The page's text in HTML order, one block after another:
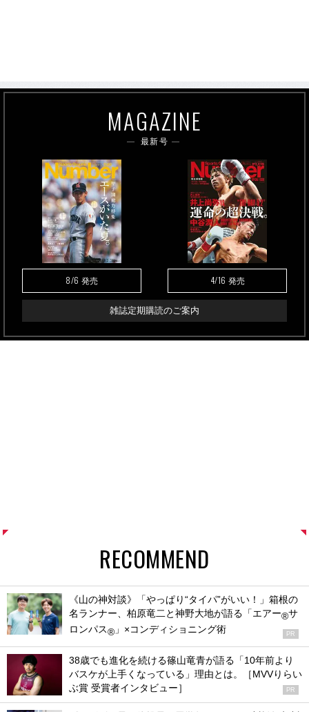
MAGAZINE
最新号
8/6 発売 4/16 発売
雑誌定期購読のご案内
RECOMMEND
《山の神対談》「やっぱり“タイパ”がいい！」箱根の
名ランナー、柏原竜二と神野大地が語る「エアー®サ
ロンパス® 」×コンディショニング術 PR
38歳でも進化を続ける篠山竜青が語る「10年前より
バスケが上手くなっている」理由とは。［MVVりらい
ぶ賞 受賞者インタビュー］
PR